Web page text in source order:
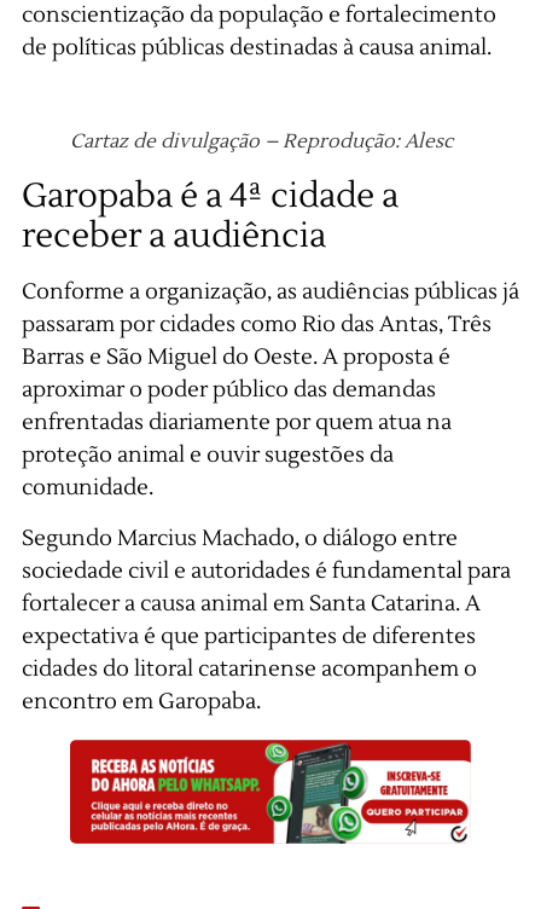
conscientização da população e fortalecimento
de políticas públicas destinadas à causa animal.
Cartaz de divulgação – Reprodução: Alesc
Garopaba é a 4ª cidade a
receber a audiência
Conforme a organização, as audiências públicas já
passaram por cidades como Rio das Antas, Três
Barras e São Miguel do Oeste. A proposta é
aproximar o poder público das demandas
enfrentadas diariamente por quem atua na
proteção animal e ouvir sugestões da
comunidade.
Segundo Marcius Machado, o diálogo entre
sociedade civil e autoridades é fundamental para
fortalecer a causa animal em Santa Catarina. A
expectativa é que participantes de diferentes
cidades do litoral catarinense acompanhem o
encontro em Garopaba.